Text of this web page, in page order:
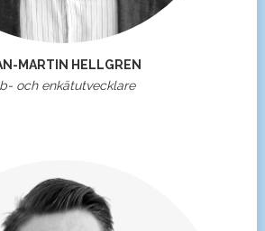
MARTIN HELLGREN
och enkätutvecklare